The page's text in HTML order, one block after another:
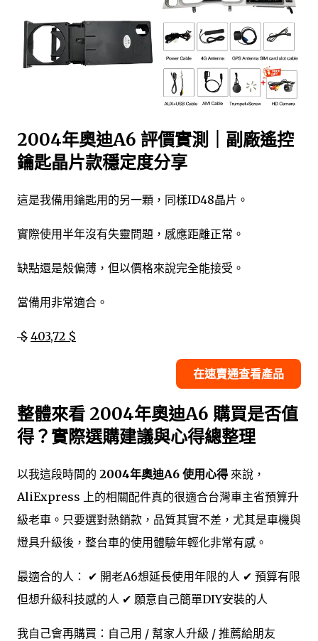
2004年奧迪A6 評價實測｜副廠遙控
鑰匙晶片款穩定度分享
這是我備用鑰匙用的另一顆，同樣ID48晶片。
實際使用半年沒有失靈問題，感應距離正常。
缺點還是殼偏薄，但以價格來說完全能接受。
當備用非常適合。
$ 403,72 $
在速賣通查看產品
整體來看 2004年奧迪A6 購買是否值
得？實際選購建議與心得總整理
以我這段時間的 2004年奧迪A6 使用心得 來說，
AliExpress 上的相關配件真的很適合台灣車主省預算升
級老車。只要選對熱銷款，品質其實不差，尤其是車機與
燈具升級後，整台車的使用體驗年輕化非常有感。
最適合的人： ✔ 開老A6想延長使用年限的人 ✔ 預算有限
但想升級科技感的人 ✔ 願意自己簡單DIY安裝的人
我自己會再購買：自己用 / 幫家人升級 / 推薦給朋友